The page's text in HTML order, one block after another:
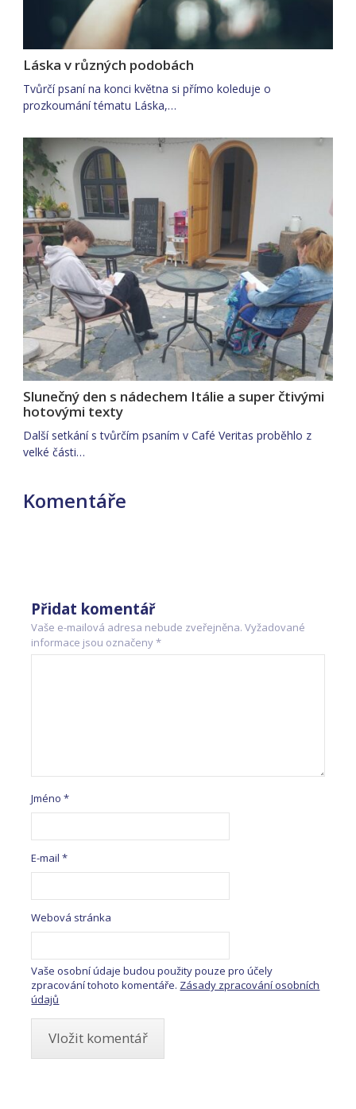
Láska v různých podobách
Tvůrčí psaní na konci května si přímo koleduje o
prozkoumání tématu Láska,…
Slunečný den s nádechem Itálie a super čtivými
hotovými texty
Další setkání s tvůrčím psaním v Café Veritas proběhlo z
velké části…
Komentáře
Přidat komentář
Vaše e-mailová adresa nebude zveřejněna. Vyžadované
informace jsou označeny*
Jméno*
E-mail*
Webová stránka
Vaše osobní údaje budou použity pouze pro účely
zpracování tohoto komentáře. Zásady zpracování osobních
údajů